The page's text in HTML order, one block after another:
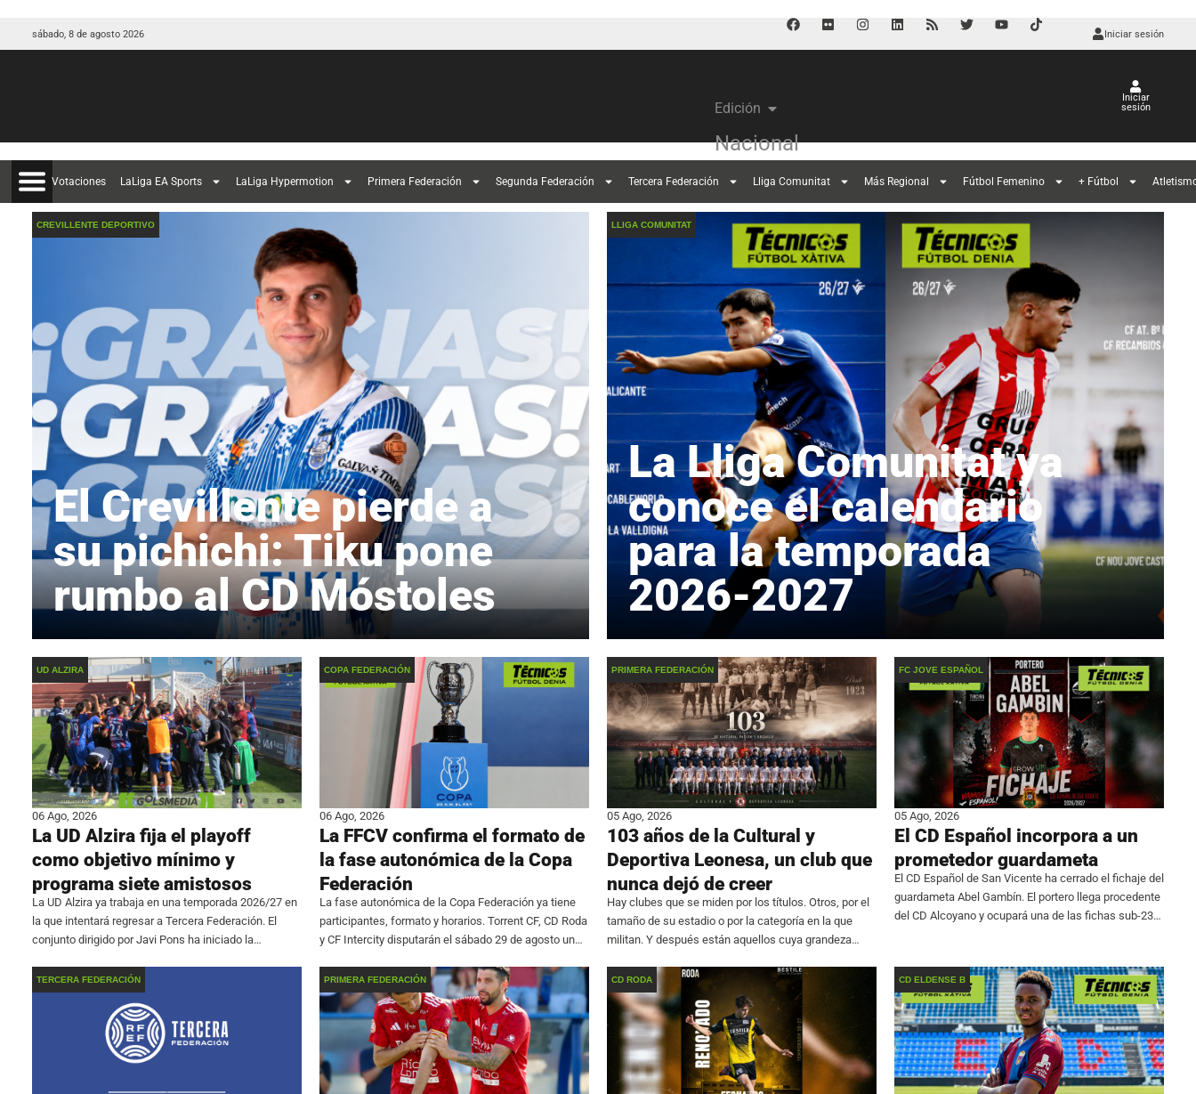
sábado, 8 de agosto 2026 Iniciar sesión
Edición
Nacional
Iniciar
sesión
Votaciones LaLiga EA Sports LaLiga Hypermotion Primera Federación Segunda Federación Tercera Federación Lliga Comunitat Más Regional Fútbol Femenino + Fútbol
CREVILLENTE DEPORTIVO
El Crevillente pierde a
su pichichi: Tiku pone
rumbo al CD Móstoles
LLIGA COMUNITAT
La Lliga Comunitat ya
conoce el calendario
para la temporada
2026-2027
UD ALZIRA
06 Ago, 2026
La UD Alzira fija el playoff
como objetivo mínimo y
programa siete amistosos
La UD Alzira ya trabaja en una temporada 2026/27 en
la que intentará regresar a Tercera Federación. El
conjunto dirigido por Javi Pons ha iniciado la
equipo y un calendario formado por
COPA FEDERACIÓN
06 Ago, 2026
La FFCV confirma el formato de
la fase autonómica de la Copa
Federación
La fase autonómica de la Copa Federación ya tiene
participantes, formato y horarios. Torrent CF, CD Roda
y CF Intercity disputarán el sábado 29 de agosto un
Picassent. La competición se resolverá
PRIMERA FEDERACIÓN
05 Ago, 2026
103 años de la Cultural y
Deportiva Leonesa, un club que
nunca dejó de creer
Hay clubes que se miden por los títulos. Otros, por el
tamaño de su estadio o por la categoría en la que
militan. Y después están aquellos cuya grandeza
FC JOVE ESPAÑOL
05 Ago, 2026
El CD Español incorpora a un
prometedor guardameta
El CD Español de San Vicente ha cerrado el fichaje del
guardameta Abel Gambín. El portero llega procedente
del CD Alcoyano y ocupará una de las fichas sub-23
TERCERA FEDERACIÓN PRIMERA FEDERACIÓN CD RODA CD ELDENSE B